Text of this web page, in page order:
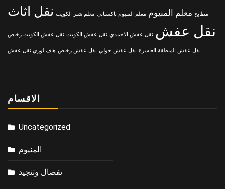
مطابخ معلم المنيوم معلم المنيوم باكستاني معلم شتر الكويت نقل اثاث
نقل عفش نقل عفش الاحمدي نقل عفش الكويت نقل عفش الكويت رخيص
نقل عفش المنطقة العاشرة نقل عفش حولي نقل عفش رخيص هاف لوري نقل عفش
الاقسام
Uncategorized
المنيوم
تفصال وتنجيد